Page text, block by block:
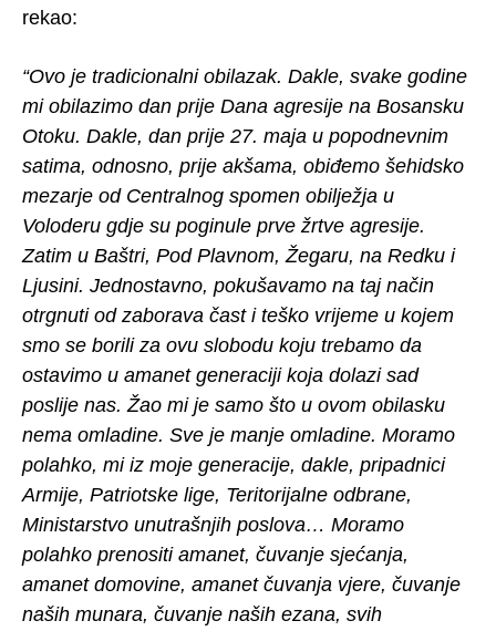
rekao:
“Ovo je tradicionalni obilazak. Dakle, svake godine
mi obilazimo dan prije Dana agresije na Bosansku
Otoku. Dakle, dan prije 27. maja u popodnevnim
satima, odnosno, prije akšama, obiđemo šehidsko
mezarje od Centralnog spomen obilježja u
Voloderu gdje su poginule prve žrtve agresije.
Zatim u Baštri, Pod Plavnom, Žegaru, na Redku i
Ljusini. Jednostavno, pokušavamo na taj način
otrgnuti od zaborava čast i teško vrijeme u kojem
smo se borili za ovu slobodu koju trebamo da
ostavimo u amanet generaciji koja dolazi sad
poslije nas. Žao mi je samo što u ovom obilasku
nema omladine. Sve je manje omladine. Moramo
polahko, mi iz moje generacije, dakle, pripadnici
Armije, Patriotske lige, Teritorijalne odbrane,
Ministarstvo unutrašnjih poslova… Moramo
polahko prenositi amanet, čuvanje sjećanja,
amanet domovine, amanet čuvanja vjere, čuvanje
naših munara, čuvanje naših ezana, svih